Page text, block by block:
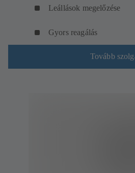
Leállások megelőzése
Gyors reagálás
Tovább